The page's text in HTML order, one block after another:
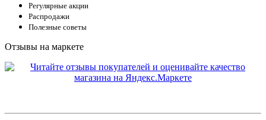
Регулярные акции
Распродажи
Полезные советы
Отзывы на маркете